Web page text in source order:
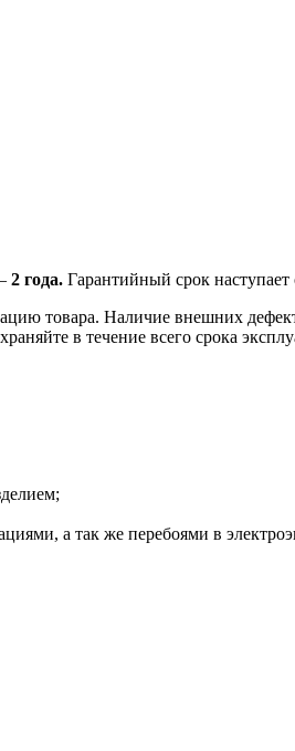
2 года. Гарантийный срок наступает
товара. Наличие внешних
в течение всего срока
а так же перебоями в